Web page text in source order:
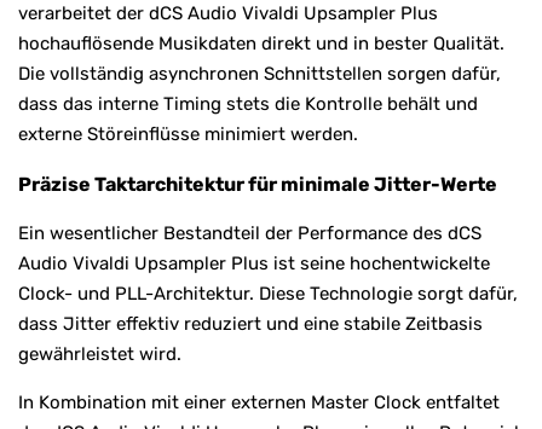
verarbeitet der dCS Audio Vivaldi Upsampler Plus
hochauflösende Musikdaten direkt und in bester Qualität.
Die vollständig asynchronen Schnittstellen sorgen dafür,
dass das interne Timing stets die Kontrolle behält und
externe Störeinflüsse minimiert werden.
Präzise Taktarchitektur für minimale Jitter-Werte
Ein wesentlicher Bestandteil der Performance des dCS
Audio Vivaldi Upsampler Plus ist seine hochentwickelte
Clock- und PLL-Architektur. Diese Technologie sorgt dafür,
dass Jitter effektiv reduziert und eine stabile Zeitbasis
gewährleistet wird.
In Kombination mit einer externen Master Clock entfaltet